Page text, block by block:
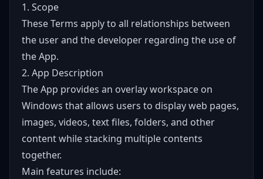
1. Scope
These Terms apply to all relationships between
the user and the developer regarding the use of
the App.
2. App Description
The App provides an overlay workspace on
Windows that allows users to display web pages,
images, videos, text files, folders, and other
content while stacking multiple contents
together.
Main features include: